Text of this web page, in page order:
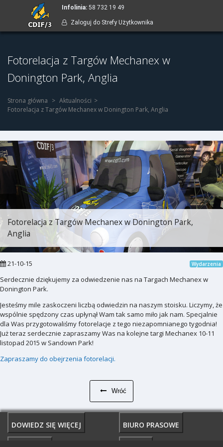
Infolinia: 58 732 19 49
Zaloguj do Strefy Użytkownika
Fotorelacja z Targów Mechanex w
Donington Park, Anglia
Strona główna
Aktualności
Fotorelacja z Targów Mechanex w Donington Park, Anglia
Fotorelacja z Targów Mechanex w Donington Park,
Anglia
21-10-15 Wydarzenia
Serdecznie dziękujemy za odwiedzenie nas na Targach Mechanex w
Donington Park.
Jesteśmy mile zaskoczeni liczbą odwiedzin na naszym stoisku. Liczymy, że
wspólnie spędzony czas upłynął Wam tak samo miło jak nam. Specjalnie
dla Was przygotowaliśmy fotorelacje z tego niezapomnianego tygodnia!
Już teraz serdecznie zapraszamy Was na kolejne targi Mechanex 10-11
listopad 2015 w Sandown Park!
Zapraszamy do obejrzenia fotorelacji.
Wróć
DOWIEDZ SIĘ WIĘCEJ BIURO PRASOWE